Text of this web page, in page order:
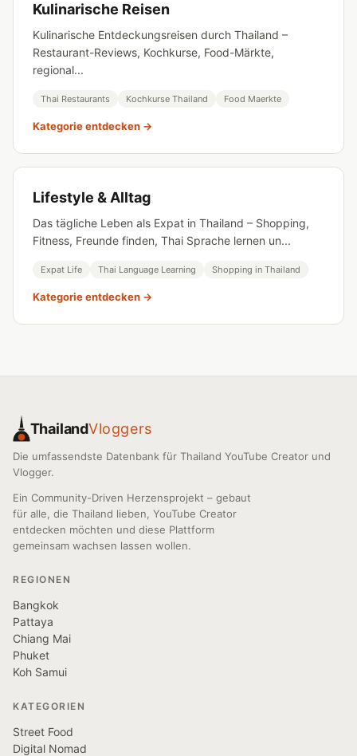
Kulinarische Reisen
Kulinarische Entdeckungsreisen durch Thailand –
Restaurant-Reviews, Kochkurse, Food-Märkte,
regional...
Thai Restaurants Kochkurse Thailand Food Maerkte
Kategorie entdecken →
Lifestyle & Alltag
Das tägliche Leben als Expat in Thailand – Shopping,
Fitness, Freunde finden, Thai Sprache lernen un...
Expat Life Thai Language Learning Shopping in Thailand
Kategorie entdecken →
ThailandVloggers
Die umfassendste Datenbank für Thailand YouTube Creator und
Vlogger.
Ein Community-Driven Herzensprojekt – gebaut
für alle, die Thailand lieben, YouTube Creator
entdecken möchten und diese Plattform
gemeinsam wachsen lassen wollen.
REGIONEN
Bangkok
Pattaya
Chiang Mai
Phuket
Koh Samui
KATEGORIEN
Street Food
Digital Nomad